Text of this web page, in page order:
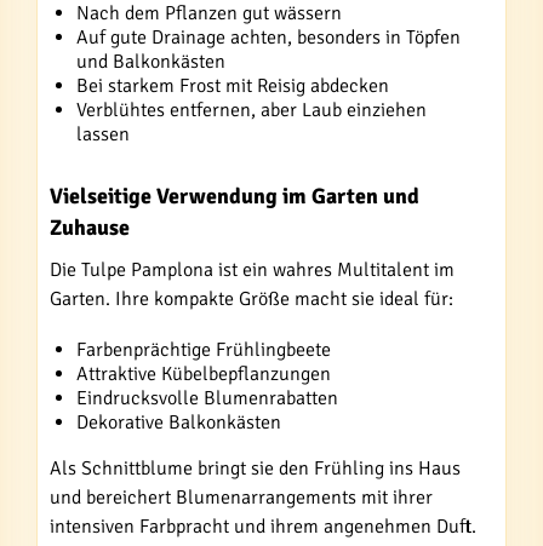
Nach dem Pflanzen gut wässern
Auf gute Drainage achten, besonders in Töpfen
und Balkonkästen
Bei starkem Frost mit Reisig abdecken
Verblühtes entfernen, aber Laub einziehen
lassen
Vielseitige Verwendung im Garten und
Zuhause
Die Tulpe Pamplona ist ein wahres Multitalent im
Garten. Ihre kompakte Größe macht sie ideal für:
Farbenprächtige Frühlingbeete
Attraktive Kübelbepflanzungen
Eindrucksvolle Blumenrabatten
Dekorative Balkonkästen
Als Schnittblume bringt sie den Frühling ins Haus
und bereichert Blumenarrangements mit ihrer
intensiven Farbpracht und ihrem angenehmen Duft.